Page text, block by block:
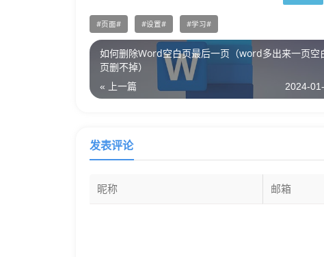
页面 设置 学习
如何删除Word空白页最后一页（word多出来一页空
页删不掉）
« 上一篇 2024-
发表评论